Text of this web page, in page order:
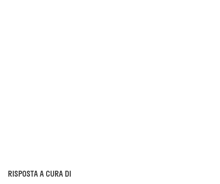
RISPOSTA A CURA DI